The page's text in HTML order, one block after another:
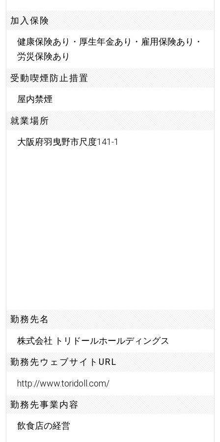
加入保険
健康保険あり・厚生年金あり・雇用保険あり・
労災保険あり
受動喫煙防止措置
屋内禁煙
就業場所
大阪府羽曳野市尺度141-1
勤務先名
株式会社 トリドールホールディングス
勤務先ウェブサイトURL
http://www.toridoll.com/
勤務先事業内容
飲食店の経営